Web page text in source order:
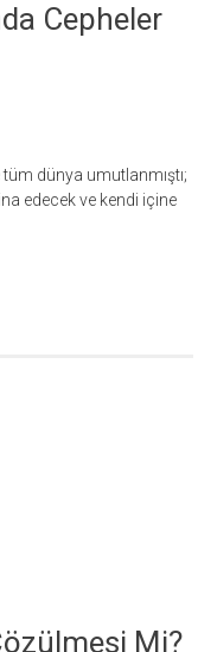
Cepheler
dünya umutlanmıştı;
edecek ve kendi içine
Mi?